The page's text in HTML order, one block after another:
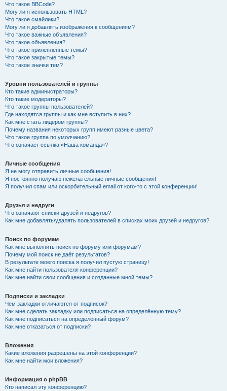
Что такое BBCode?
Могу ли я использовать HTML?
Что такое смайлики?
Могу ли я добавлять изображения к сообщениям?
Что такое важные объявления?
Что такое объявления?
Что такое прилепленные темы?
Что такое закрытые темы?
Что такое значки тем?
Уровни пользователей и группы
Кто такие администраторы?
Кто такие модераторы?
Что такое группы пользователей?
Где находятся группы и как мне вступить в них?
Как мне стать лидером группы?
Почему названия некоторых групп имеют разные цвета?
Что такое группа по умолчанию?
Что означает ссылка «Наша команда»?
Личные сообщения
Я не могу отправить личные сообщения!
Я постоянно получаю нежелательные личные сообщения!
Я получил спам или оскорбительный email от кого-то с этой конференции!
Друзья и недруги
Что означают списки друзей и недругов?
Как мне добавлять/удалять пользователей в списках моих друзей и недругов?
Поиск по форумам
Как мне выполнить поиск по форуму или форумам?
Почему мой поиск не даёт результатов?
В результате моего поиска я получил пустую страницу!
Как мне найти пользователя конференции?
Как мне найти свои сообщения и созданные мной темы?
Подписки и закладки
Чем закладки отличаются от подписок?
Как мне сделать закладку или подписаться на определённую тему?
Как мне подписаться на определённый форум?
Как мне отказаться от подписки?
Вложения
Какие вложения разрешены на этой конференции?
Как мне найти мои вложения?
Информация о phpBB
Кто написал эту конференцию?